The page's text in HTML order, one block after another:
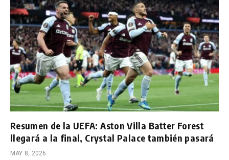
Resumen de la UEFA: Aston Villa Batter Forest
llegará a la final, Crystal Palace también pasará
MAY 8, 2026